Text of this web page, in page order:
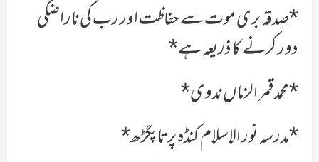
*صدقہ بری موت سے حفاظت اور رب کی ناراضگی
دور کرنے کا ذریعہ ہے*
*محمد قمر الزماں ندوی*
*مدرسہ نور الاسلام کنڈہ پرتاپگڑھ*